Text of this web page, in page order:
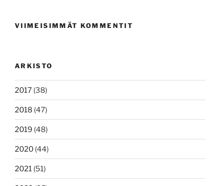
VIIMEISIMMÄT KOMMENTIT
ARKISTO
2017 (38)
2018 (47)
2019 (48)
2020 (44)
2021 (51)